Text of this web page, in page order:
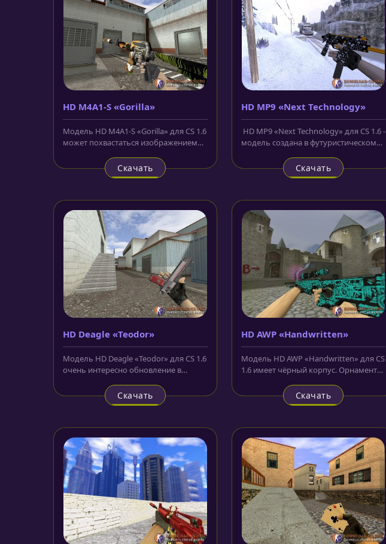
HD M4A1-S «Gorilla»
Модель HD M4A1-S «Gorilla» для CS 1.6
может похвастаться изображением
Скачать
HD MP9 «Next Technology»
HD MP9 «Next Technology» для CS 1.6 -
модель создана в футуристическом
Скачать
HD Deagle «Teodor»
Модель HD Deagle «Teodor» для CS 1.6
очень интересно обновление в
окрашена...
Скачать
HD AWP «Handwritten»
Модель HD AWP «Handwritten» для CS
1.6 имеет чёрный корпус. Орнамент
Скачать